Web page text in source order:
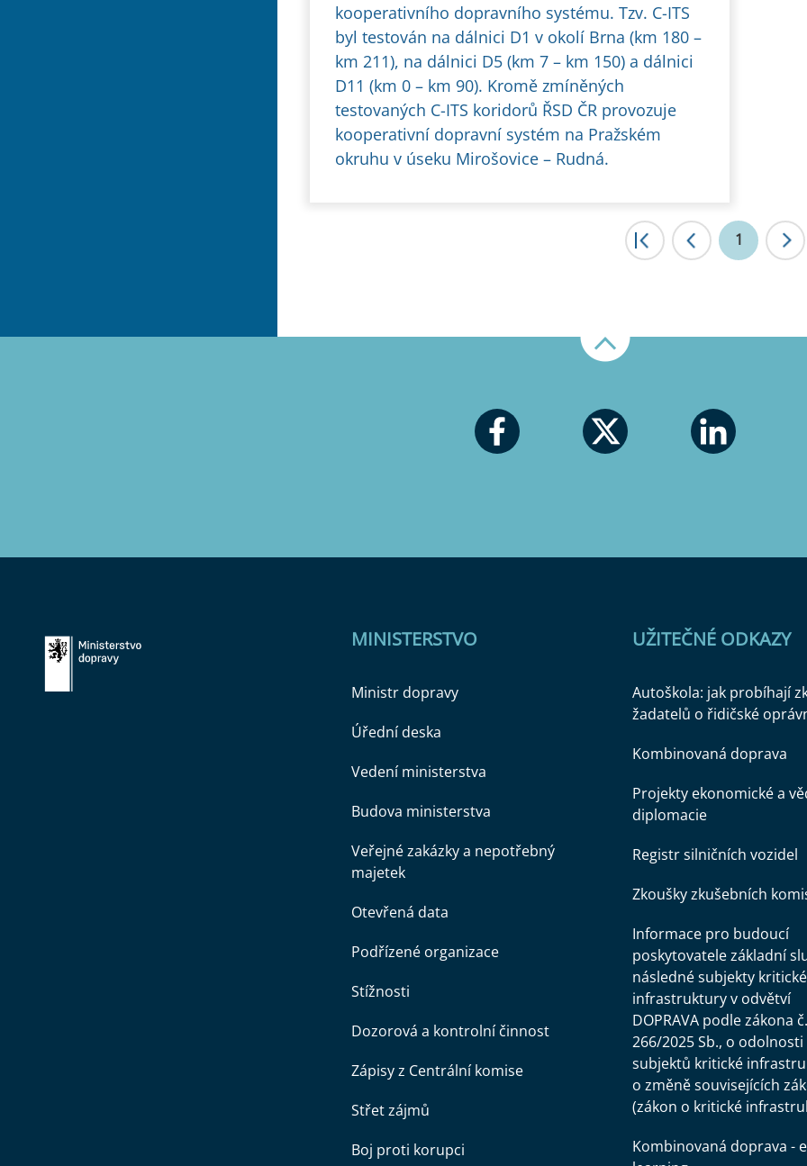
kooperativního dopravního systému. Tzv. C-ITS
byl testován na dálnici D1 v okolí Brna (km 180 –
km 211), na dálnici D5 (km 7 – km 150) a dálnici
D11 (km 0 – km 90). Kromě zmíněných
testovaných C-ITS koridorů ŘSD ČR provozuje
kooperativní dopravní systém na Pražském
okruhu v úseku Mirošovice – Rudná.
|< 1
MINISTERSTVO
Ministr dopravy
Úřední deska
Vedení ministerstva
Budova ministerstva
Veřejné zakázky a nepotřebný
majetek
Otevřená data
Podřízené organizace
Stížnosti
Dozorová a kontrolní činnost
Zápisy z Centrální komise
Střet zájmů
Boj proti korupci
UŽITEČNÉ ODKAZY
Autoškola: jak probíhají
žadatelů o řidičské
Kombinovaná doprava
Projekty ekonomické a
diplomacie
Registr silničních vozidel
Zkoušky zkušebních
Informace pro budoucí
poskytovatele základní
následné subjekty kritické
infrastruktury v odvětví
DOPRAVA podle zákona č.
266/2025 Sb., o odolnosti
subjektů kritické
o změně souvisejících
(zákon o kritické
Kombinovaná doprava -